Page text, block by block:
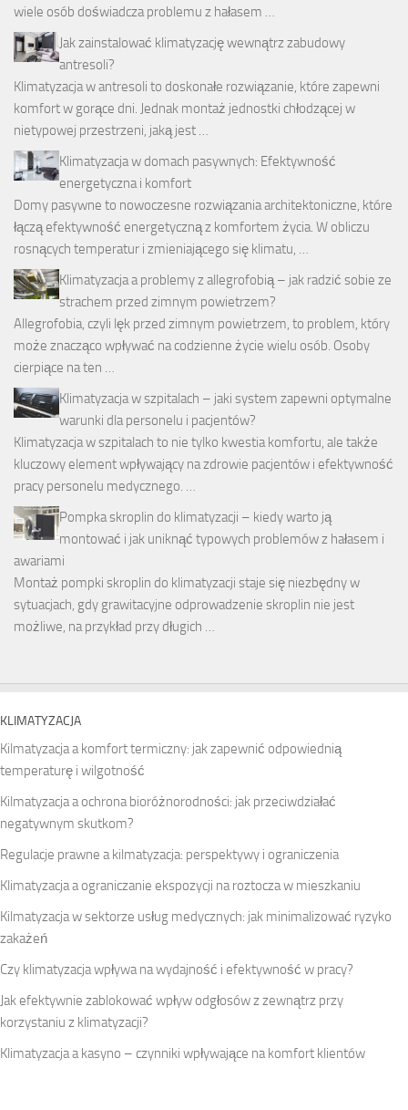
wiele osób doświadcza problemu z hałasem …
Jak zainstalować klimatyzację wewnątrz zabudowy
antresoli?
Klimatyzacja w antresoli to doskonałe rozwiązanie, które zapewni
komfort w gorące dni. Jednak montaż jednostki chłodzącej w
nietypowej przestrzeni, jaką jest …
Klimatyzacja w domach pasywnych: Efektywność
energetyczna i komfort
Domy pasywne to nowoczesne rozwiązania architektoniczne, które
łączą efektywność energetyczną z komfortem życia. W obliczu
rosnących temperatur i zmieniającego się klimatu, …
Klimatyzacja a problemy z allegrofobią – jak radzić sobie ze
strachem przed zimnym powietrzem?
Allegrofobia, czyli lęk przed zimnym powietrzem, to problem, który
może znacząco wpływać na codzienne życie wielu osób. Osoby
cierpiące na ten …
Klimatyzacja w szpitalach – jaki system zapewni optymalne
warunki dla personelu i pacjentów?
Klimatyzacja w szpitalach to nie tylko kwestia komfortu, ale także
kluczowy element wpływający na zdrowie pacjentów i efektywność
pracy personelu medycznego. …
Pompka skroplin do klimatyzacji – kiedy warto ją
montować i jak uniknąć typowych problemów z hałasem i
awariami
Montaż pompki skroplin do klimatyzacji staje się niezbędny w
sytuacjach, gdy grawitacyjne odprowadzenie skroplin nie jest
możliwe, na przykład przy długich …
KLIMATYZACJA
Kilmatyzacja a komfort termiczny: jak zapewnić odpowiednią
temperaturę i wilgotność
Kilmatyzacja a ochrona bioróżnorodności: jak przeciwdziałać
negatywnym skutkom?
Regulacje prawne a kilmatyzacja: perspektywy i ograniczenia
Klimatyzacja a ograniczanie ekspozycji na roztocza w mieszkaniu
Kilmatyzacja w sektorze usług medycznych: jak minimalizować ryzyko
zakażeń
Czy klimatyzacja wpływa na wydajność i efektywność w pracy?
Jak efektywnie zablokować wpływ odgłosów z zewnątrz przy
korzystaniu z klimatyzacji?
Klimatyzacja a kasyno – czynniki wpływające na komfort klientów